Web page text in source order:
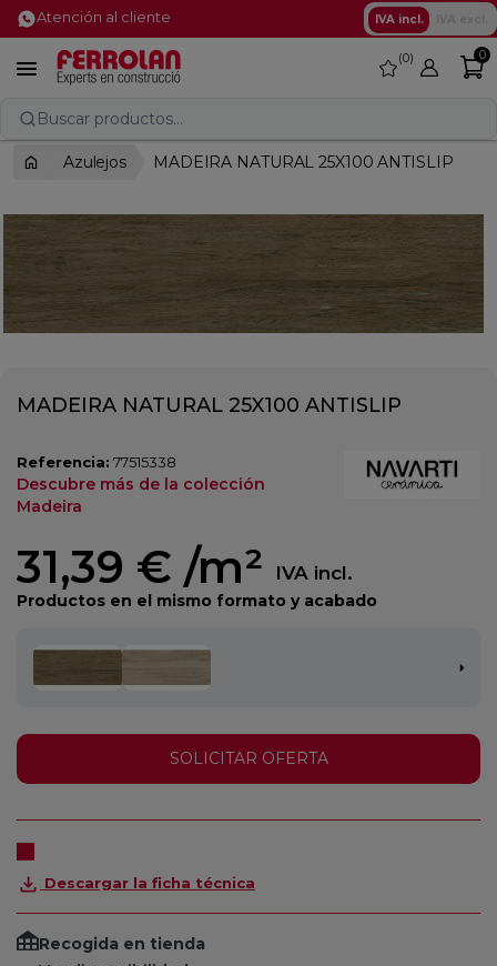
Atención al cliente IVA incl.
 favorite
0 0
Buscar productos...
Azulejos MADEIRA NATURAL 25X100 ANTISLIP
MADEIRA NATURAL 25X100 ANTISLIP
Referencia: 77515338
Descubre más de la colección
Madeira
31,39 € /m² IVA incl.
Productos en el mismo formato y acabado
SOLICITAR OFERTA
Descargar la ficha técnica
Recogida en tienda